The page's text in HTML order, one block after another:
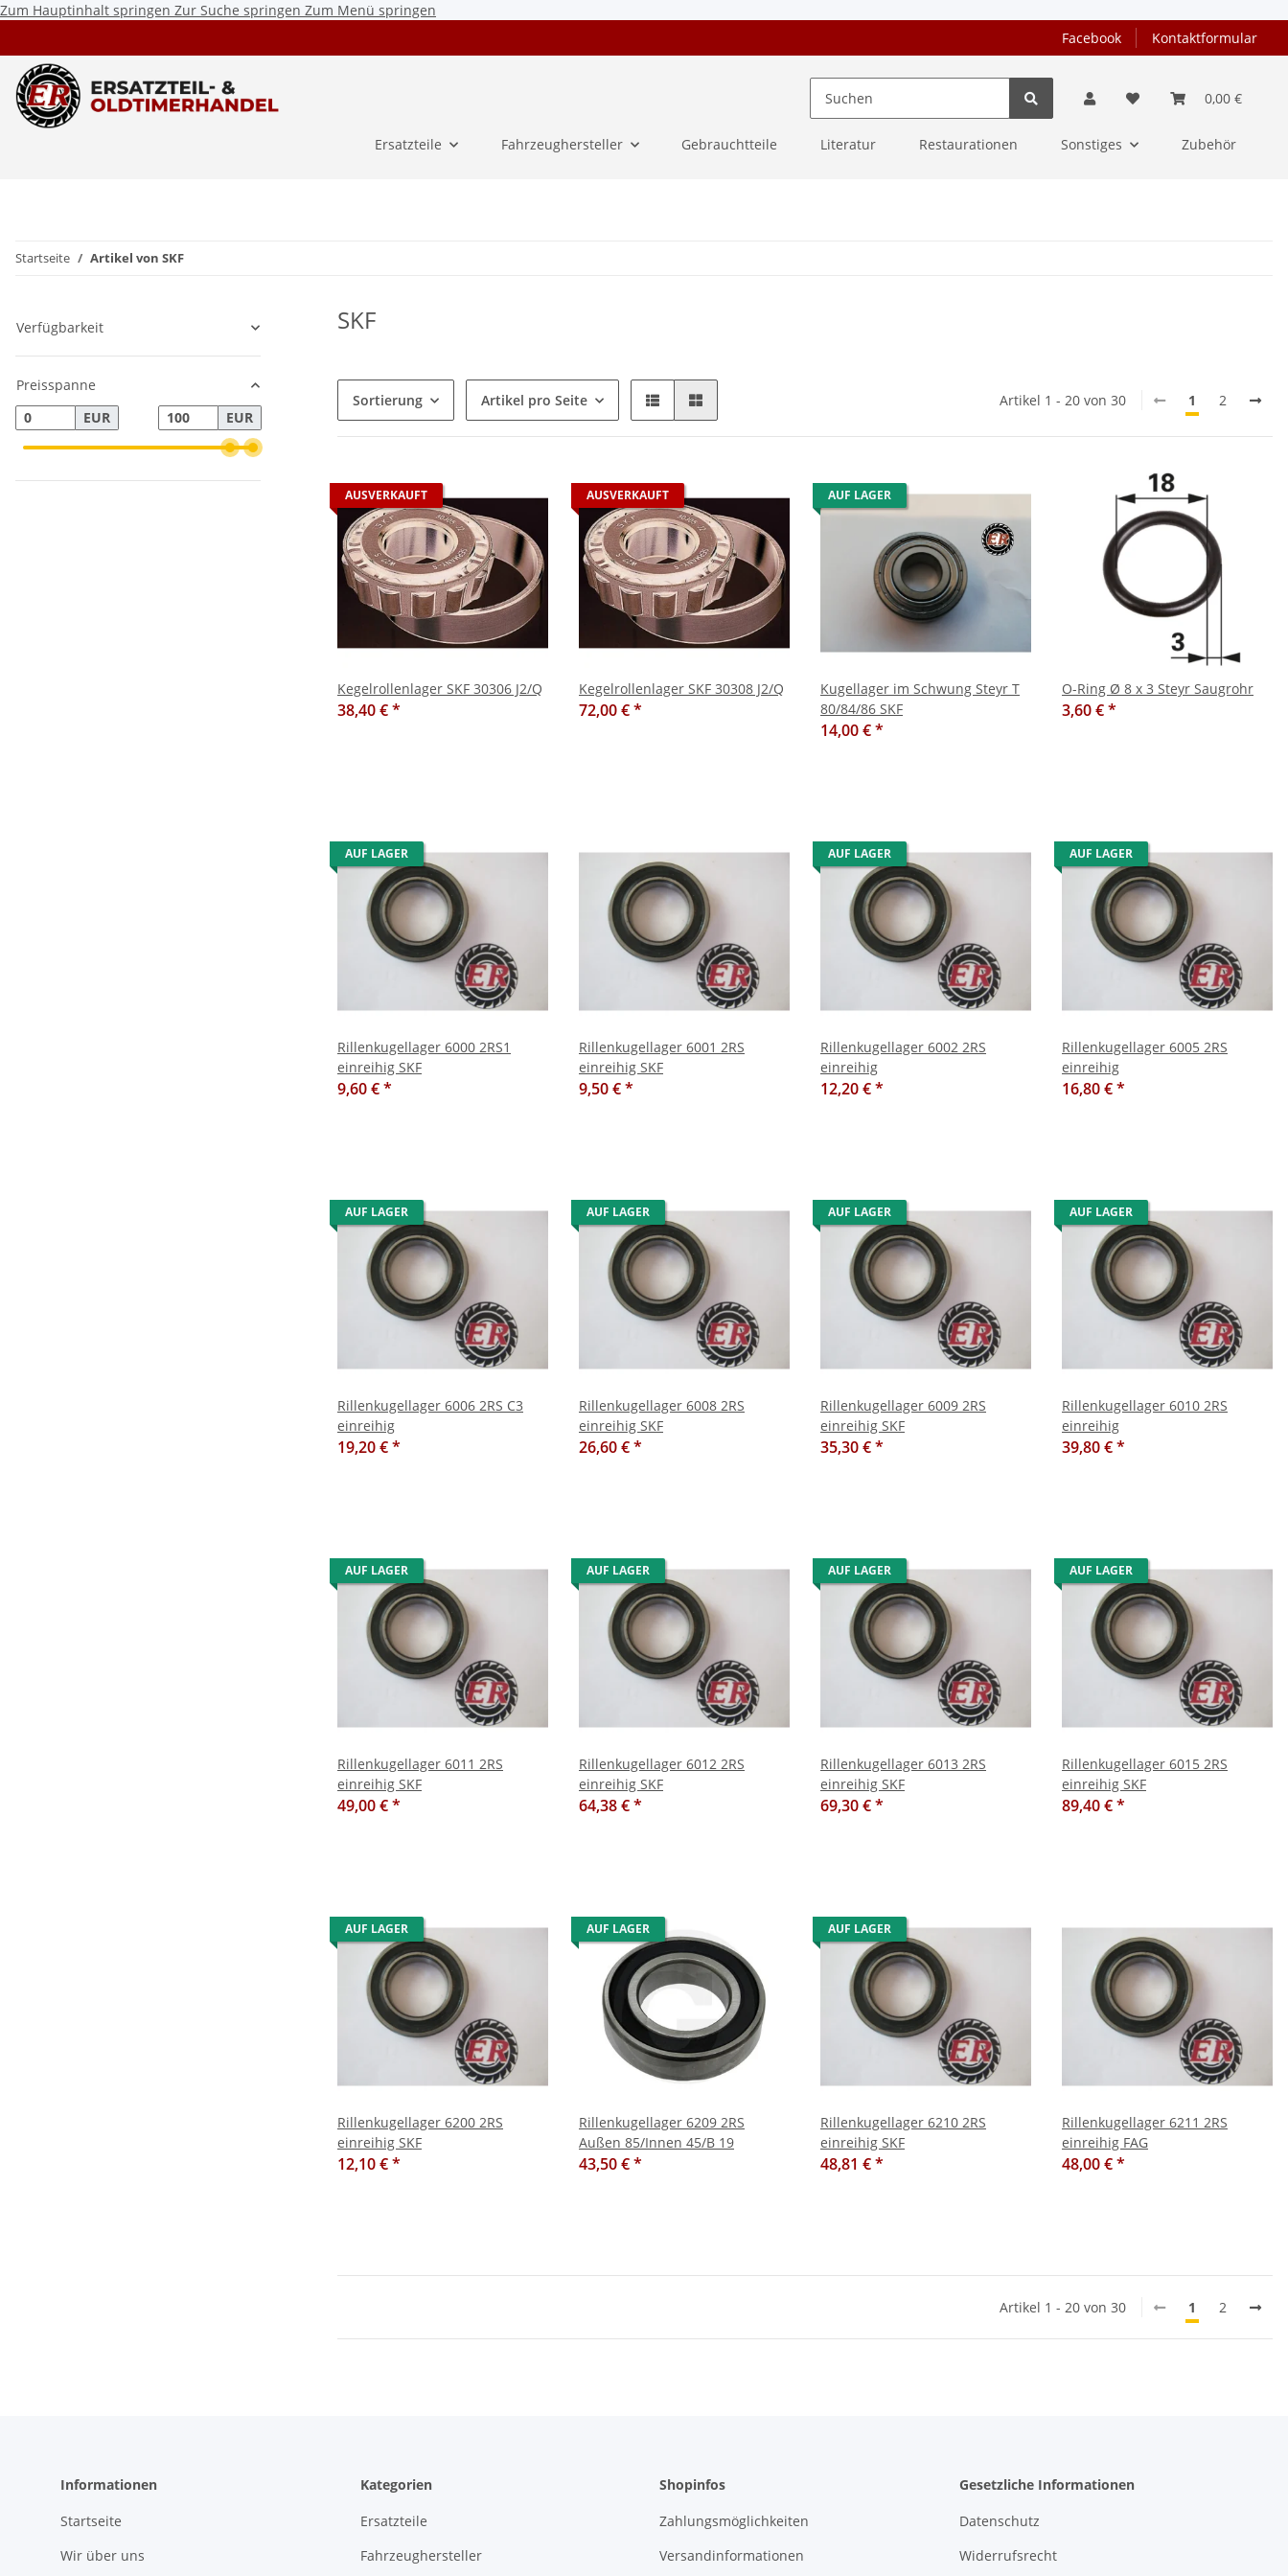
Zum Hauptinhalt springen Zur Suche springen Zum Menü springen
Facebook
Kontaktformular
0,00 €
Ersatzteile Fahrzeughersteller Gebrauchtteile Literatur Restaurationen Sonstiges Zubehör
Startseite Artikel von SKF
SKF
Sortierung Artikel pro Seite Artikel 1 - 20 von 30 1 2
AUSVERKAUFT
Kegelrollenlager SKF 30306 J2/Q
38,40 €*
AUSVERKAUFT
Kegelrollenlager SKF 30308 J2/Q
72,00 €*
AUF LAGER
Kugellager im Schwung Steyr T
80/84/86 SKF
14,00 €*
O-Ring Ø 8 x 3 Steyr Saugrohr
3,60 €*
AUF LAGER
Rillenkugellager 6000 2RS1
einreihig SKF
9,60 €*
Rillenkugellager 6001 2RS
einreihig SKF
9,50 €*
AUF LAGER
Rillenkugellager 6002 2RS
einreihig
12,20 €*
AUF LAGER
Rillenkugellager 6005 2RS
einreihig
16,80 €*
AUF LAGER
Rillenkugellager 6006 2RS C3
einreihig
19,20 €*
AUF LAGER
Rillenkugellager 6008 2RS
einreihig SKF
26,60 €*
AUF LAGER
Rillenkugellager 6009 2RS
einreihig SKF
35,30 €*
AUF LAGER
Rillenkugellager 6010 2RS
einreihig
39,80 €*
AUF LAGER
Rillenkugellager 6011 2RS
einreihig SKF
49,00 €*
AUF LAGER
Rillenkugellager 6012 2RS
einreihig SKF
64,38 €*
AUF LAGER
Rillenkugellager 6013 2RS
einreihig SKF
69,30 €*
AUF LAGER
Rillenkugellager 6015 2RS
einreihig SKF
89,40 €*
AUF LAGER
Rillenkugellager 6200 2RS
einreihig SKF
12,10 €*
AUF LAGER
Rillenkugellager 6209 2RS
Außen 85/Innen 45/B 19
43,50 €*
AUF LAGER
Rillenkugellager 6210 2RS
einreihig SKF
48,81 €*
Rillenkugellager 6211 2RS
einreihig FAG
48,00 €*
Artikel 1 - 20 von 30 1 2
Verfügbarkeit
Preisspanne
EUR
EUR
Informationen
Startseite
Wir über uns
Kategorien
Ersatzteile
Fahrzeughersteller
Shopinfos
Zahlungsmöglichkeiten
Versandinformationen
Gesetzliche Informationen
Datenschutz
Widerrufsrecht